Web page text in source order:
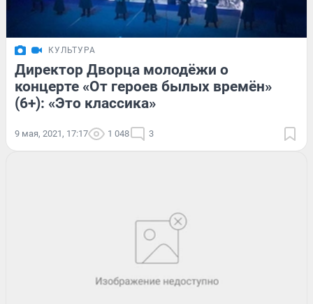
КУЛЬТУРА
Директор Дворца молодёжи о
концерте «От героев былых времён»
(6+): «Это классика»
9 мая, 2021, 17:17 1 048 3